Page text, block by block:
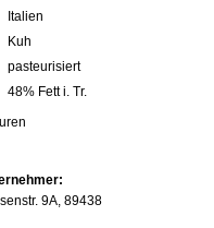
Italien
Kuh
pasteurisiert
48% Fett i. Tr.
9A, 89438